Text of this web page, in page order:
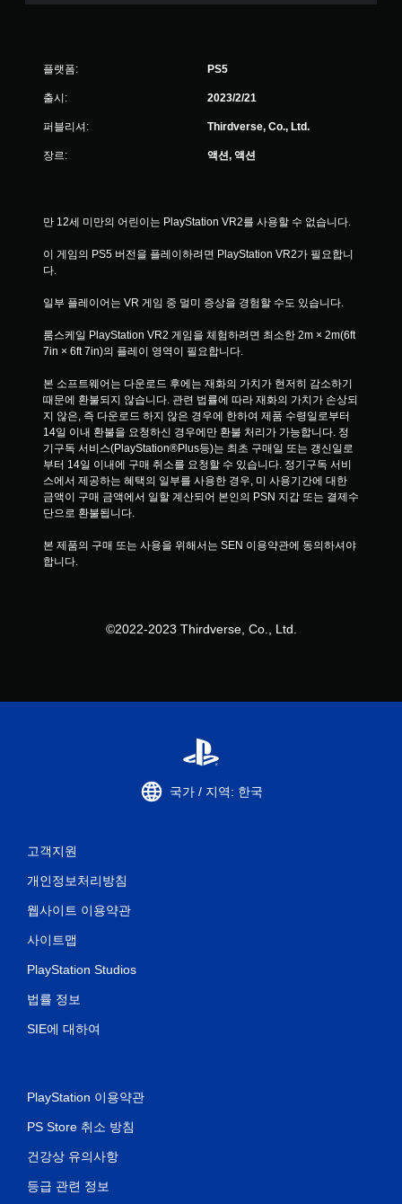
플랫폼: PS5
출시: 2023/2/21
퍼블리셔: Thirdverse, Co., Ltd.
장르: 액션, 액션
만 12세 미만의 어린이는 PlayStation VR2를 사용할 수 없습니다.
이 게임의 PS5 버전을 플레이하려면 PlayStation VR2가 필요합니
다.
일부 플레이어는 VR 게임 중 멀미 증상을 경험할 수도 있습니다.
룸스케일 PlayStation VR2 게임을 체험하려면 최소한 2m × 2m(6ft
7in × 6ft 7in)의 플레이 영역이 필요합니다.
본 소프트웨어는 다운로드 후에는 재화의 가치가 현저히 감소하기
때문에 환불되지 않습니다. 관련 법률에 따라 재화의 가치가 손상되
지 않은, 즉 다운로드 하지 않은 경우에 한하여 제품 수령일로부터
14일 이내 환불을 요청하신 경우에만 환불 처리가 가능합니다. 정
기구독 서비스(PlayStation®Plus등)는 최초 구매일 또는 갱신일로
부터 14일 이내에 구매 취소를 요청할 수 있습니다. 정기구독 서비
스에서 제공하는 혜택의 일부를 사용한 경우, 미 사용기간에 대한
금액이 구매 금액에서 일할 계산되어 본인의 PSN 지갑 또는 결제수
단으로 환불됩니다.
본 제품의 구매 또는 사용을 위해서는 SEN 이용약관에 동의하셔야
합니다.
©2022-2023 Thirdverse, Co., Ltd.
국가 / 지역: 한국
고객지원
개인정보처리방침
웹사이트 이용약관
사이트맵
PlayStation Studios
법률 정보
SIE에 대하여
PlayStation 이용약관
PS Store 취소 방침
건강상 유의사항
등급 관련 정보